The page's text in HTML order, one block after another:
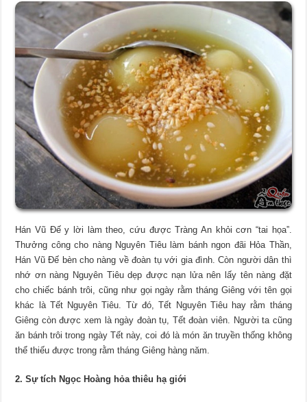
Hán Vũ Đế y lời làm theo, cứu được Tràng An khỏi cơn “tai họa”.
Thưởng công cho nàng Nguyên Tiêu làm bánh ngon đãi Hỏa Thần,
Hán Vũ Đế bèn cho nàng về đoàn tụ với gia đình. Còn người dân thì
nhớ ơn nàng Nguyên Tiêu dẹp được nạn lửa nên lấy tên nàng đặt
cho chiếc bánh trôi, cũng như gọi ngày rằm tháng Giêng với tên gọi
khác là Tết Nguyên Tiêu. Từ đó, Tết Nguyên Tiêu hay rằm tháng
Giêng còn được xem là ngày đoàn tụ, Tết đoàn viên. Người ta cũng
ăn bánh trôi trong ngày Tết này, coi đó là món ăn truyền thống không
thể thiếu được trong rằm tháng Giêng hàng năm.
2. Sự tích Ngọc Hoàng hỏa thiêu hạ giới